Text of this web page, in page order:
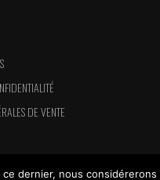
DE VENTE
dernier, nous